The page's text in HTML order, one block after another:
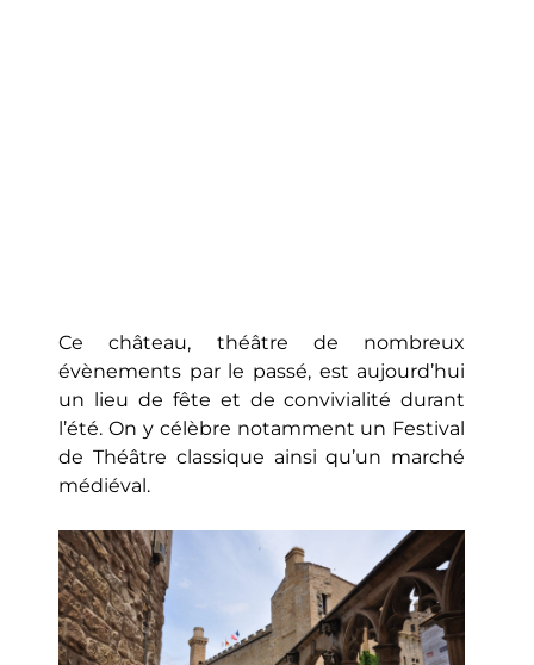
Ce château, théâtre de nombreux
évènements par le passé, est aujourd’hui
un lieu de fête et de convivialité durant
l’été. On y célèbre notamment un Festival
de Théâtre classique ainsi qu’un marché
médiéval.